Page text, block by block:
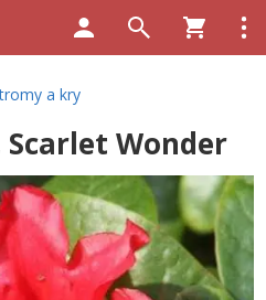
a kry
Wonder